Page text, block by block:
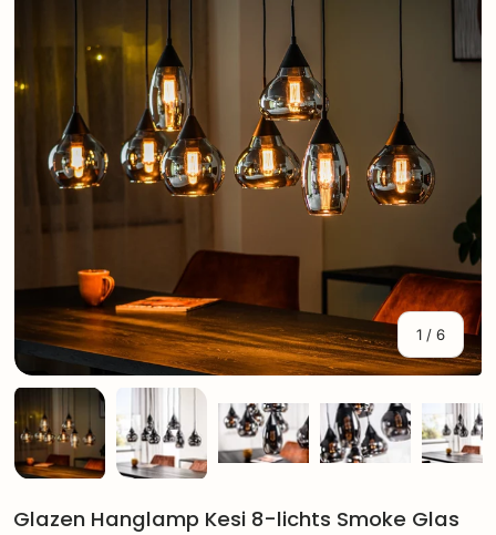
1 / van
6
Glazen Hanglamp Kesi 8-lichts Smoke Glas